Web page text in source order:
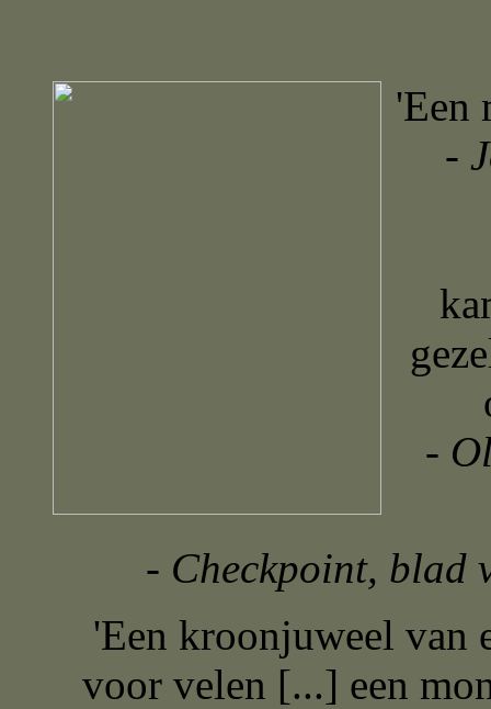
'Een
-
-
- Checkpoint, blad
'Een kroonjuweel van
voor velen [...] een